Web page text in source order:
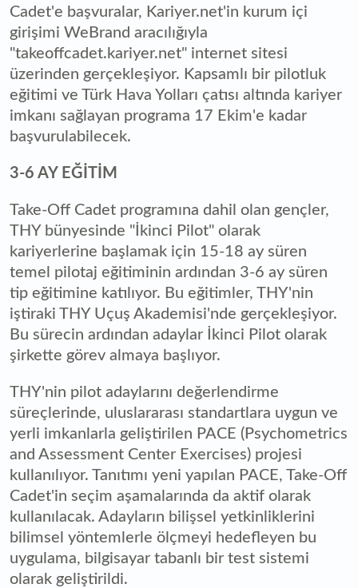
Cadet'e başvuralar, Kariyer.net'in kurum içi
girişimi WeBrand aracılığıyla
"takeoffcadet.kariyer.net" internet sitesi
üzerinden gerçekleşiyor. Kapsamlı bir pilotluk
eğitimi ve Türk Hava Yolları çatısı altında kariyer
imkanı sağlayan programa 17 Ekim'e kadar
başvurulabilecek.
3-6 AY EĞİTİM
Take-Off Cadet programına dahil olan gençler,
THY bünyesinde "İkinci Pilot" olarak
kariyerlerine başlamak için 15-18 ay süren
temel pilotaj eğitiminin ardından 3-6 ay süren
tip eğitimine katılıyor. Bu eğitimler, THY'nin
iştiraki THY Uçuş Akademisi'nde gerçekleşiyor.
Bu sürecin ardından adaylar İkinci Pilot olarak
şirkette görev almaya başlıyor.
THY'nin pilot adaylarını değerlendirme
süreçlerinde, uluslararası standartlara uygun ve
yerli imkanlarla geliştirilen PACE (Psychometrics
and Assessment Center Exercises) projesi
kullanılıyor. Tanıtımı yeni yapılan PACE, Take-Off
Cadet'in seçim aşamalarında da aktif olarak
kullanılacak. Adayların bilişsel yetkinliklerini
bilimsel yöntemlerle ölçmeyi hedefleyen bu
uygulama, bilgisayar tabanlı bir test sistemi
olarak geliştirildi.